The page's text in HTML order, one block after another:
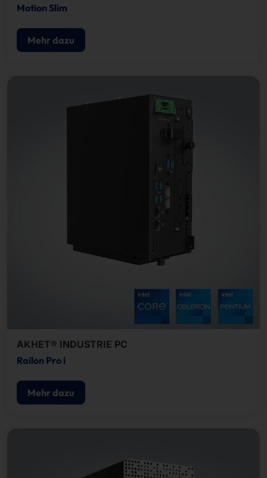
Motion Slim
Mehr dazu
AKHET® INDUSTRIE PC
Railon Pro i
Mehr dazu